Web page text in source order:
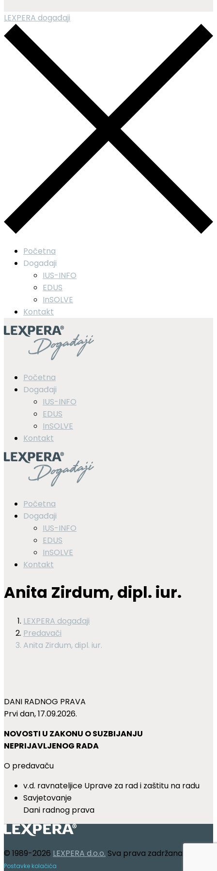
LEXPERA događaji
Početna
Događaji
IUS-INFO
EDUS
InSOLVE
Kontakt
Početna
Događaji
IUS-INFO
EDUS
InSOLVE
Kontakt
Početna
Događaji
IUS-INFO
EDUS
InSOLVE
Kontakt
Anita Zirdum, dipl. iur.
LEXPERA događaji
Predavači
Anita Zirdum, dipl. iur.
DANI RADNOG PRAVA
Prvi dan, 17.09.2026.
NOVOSTI U ZAKONU O SUZBIJANJU
NEPRIJAVLJENOG RADA
O predavaču
v.d. ravnateljice Uprave za rad i zaštitu na radu
Savjetovanje
Dani radnog prava
© 1989-2026 LEXPERA d.o.o. Sva prava zadržana.
Postavke kolačića